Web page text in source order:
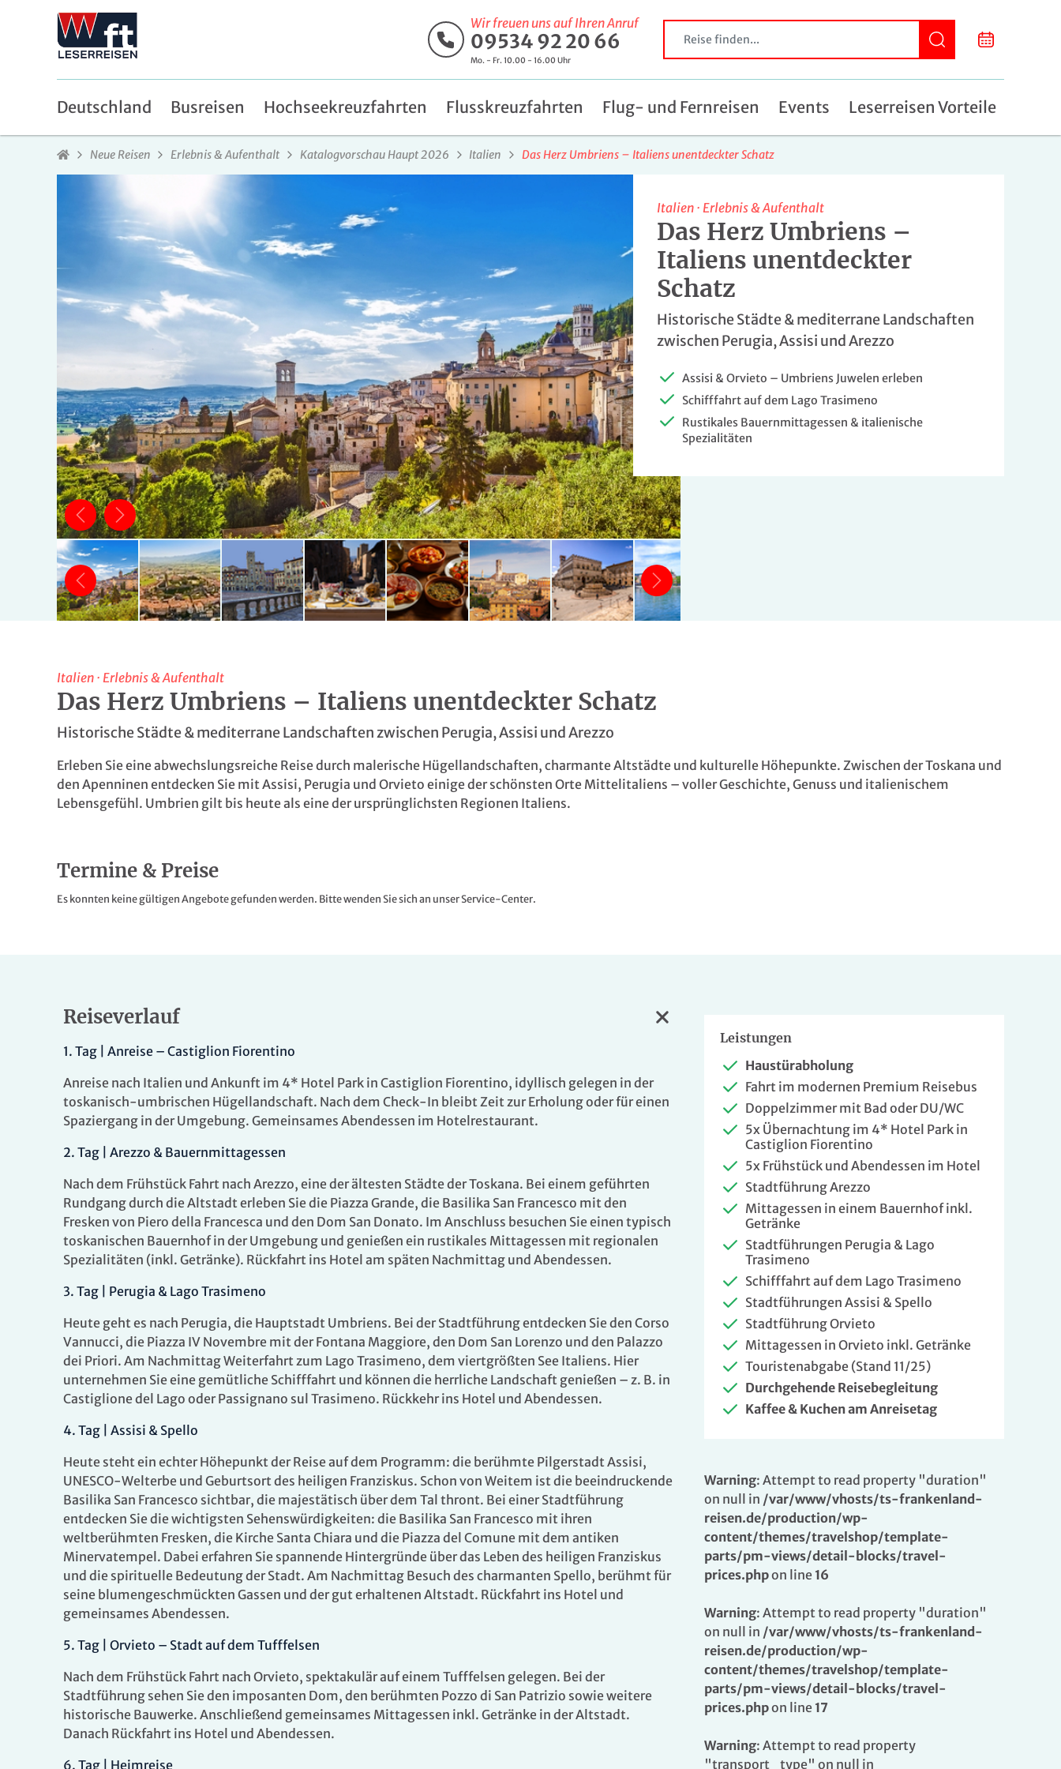
Wir freuen uns auf Ihren Anruf
09534 92 20 66
Mo. - Fr. 10.00 - 16.00 Uhr
Deutschland Busreisen Hochseekreuzfahrten Flusskreuzfahrten Flug- und Fernreisen Events Leserreisen Vorteile
Neue Reisen Erlebnis & Aufenthalt Katalogvorschau Haupt 2026 Italien Das Herz Umbriens – Italiens unentdeckter Schatz
Italien · Erlebnis & Aufenthalt
Das Herz Umbriens –
Italiens unentdeckter
Schatz
Historische Städte & mediterrane Landschaften
zwischen Perugia, Assisi und Arezzo
Assisi & Orvieto – Umbriens Juwelen erleben
Schifffahrt auf dem Lago Trasimeno
Rustikales Bauernmittagessen & italienische
Spezialitäten
Es konnten keine gültigen Angebote gefunden werden. Bitte wenden Sie sich an unser Service-Center.
Italien · Erlebnis & Aufenthalt
Das Herz Umbriens – Italiens unentdeckter Schatz
Historische Städte & mediterrane Landschaften zwischen Perugia, Assisi und Arezzo
Erleben Sie eine abwechslungsreiche Reise durch malerische Hügellandschaften, charmante Altstädte und kulturelle Höhepunkte. Zwischen der Toskana und
den Apenninen entdecken Sie mit Assisi, Perugia und Orvieto einige der schönsten Orte Mittelitaliens – voller Geschichte, Genuss und italienischem
Lebensgefühl. Umbrien gilt bis heute als eine der ursprünglichsten Regionen Italiens.
Termine & Preise
Es konnten keine gültigen Angebote gefunden werden. Bitte wenden Sie sich an unser Service-Center.
Reiseverlauf
1. Tag |
Anreise – Castiglion Fiorentino
Anreise nach Italien und Ankunft im 4* Hotel Park in Castiglion Fiorentino, idyllisch gelegen in der
toskanisch-umbrischen Hügellandschaft. Nach dem Check-In bleibt Zeit zur Erholung oder für einen
Spaziergang in der Umgebung. Gemeinsames Abendessen im Hotelrestaurant.
2. Tag |
Arezzo & Bauernmittagessen
Nach dem Frühstück Fahrt nach Arezzo, eine der ältesten Städte der Toskana. Bei einem geführten
Rundgang durch die Altstadt erleben Sie die Piazza Grande, die Basilika San Francesco mit den
Fresken von Piero della Francesca und den Dom San Donato. Im Anschluss besuchen Sie einen typisch
toskanischen Bauernhof in der Umgebung und genießen ein rustikales Mittagessen mit regionalen
Spezialitäten (inkl. Getränke). Rückfahrt ins Hotel am späten Nachmittag und Abendessen.
3. Tag |
Perugia & Lago Trasimeno
Heute geht es nach Perugia, die Hauptstadt Umbriens. Bei der Stadtführung entdecken Sie den Corso
Vannucci, die Piazza IV Novembre mit der Fontana Maggiore, den Dom San Lorenzo und den Palazzo
dei Priori. Am Nachmittag Weiterfahrt zum Lago Trasimeno, dem viertgrößten See Italiens. Hier
unternehmen Sie eine gemütliche Schifffahrt und können die herrliche Landschaft genießen – z. B. in
Castiglione del Lago oder Passignano sul Trasimeno. Rückkehr ins Hotel und Abendessen.
4. Tag |
Assisi & Spello
Heute steht ein echter Höhepunkt der Reise auf dem Programm: die berühmte Pilgerstadt Assisi,
UNESCO-Welterbe und Geburtsort des heiligen Franziskus. Schon von Weitem ist die beeindruckende
Basilika San Francesco sichtbar, die majestätisch über dem Tal thront. Bei einer Stadtführung
entdecken Sie die wichtigsten Sehenswürdigkeiten: die Basilika San Francesco mit ihren
weltberühmten Fresken, die Kirche Santa Chiara und die Piazza del Comune mit dem antiken
Minervatempel. Dabei erfahren Sie spannende Hintergründe über das Leben des heiligen Franziskus
und die spirituelle Bedeutung der Stadt. Am Nachmittag Besuch des charmanten Spello, berühmt für
seine blumengeschmückten Gassen und der gut erhaltenen Altstadt. Rückfahrt ins Hotel und
gemeinsames Abendessen.
5. Tag |
Orvieto – Stadt auf dem Tufffelsen
Nach dem Frühstück Fahrt nach Orvieto, spektakulär auf einem Tufffelsen gelegen. Bei der
Stadtführung sehen Sie den imposanten Dom, den berühmten Pozzo di San Patrizio sowie weitere
historische Bauwerke. Anschließend gemeinsames Mittagessen inkl. Getränke in der Altstadt.
Danach Rückfahrt ins Hotel und Abendessen.
6. Tag |
Heimreise
Leistungen
Haustürabholung
Fahrt im modernen Premium Reisebus
Doppelzimmer mit Bad oder DU/WC
5x Übernachtung im 4* Hotel Park in
Castiglion Fiorentino
5x Frühstück und Abendessen im Hotel
Stadtführung Arezzo
Mittagessen in einem Bauernhof inkl.
Getränke
Stadtführungen Perugia & Lago
Trasimeno
Schifffahrt auf dem Lago Trasimeno
Stadtführungen Assisi & Spello
Stadtführung Orvieto
Mittagessen in Orvieto inkl. Getränke
Touristenabgabe (Stand 11/25)
Durchgehende Reisebegleitung
Kaffee & Kuchen am Anreisetag
Warning: Attempt to read property "duration"
on null in /var/www/vhosts/ts-frankenland-
reisen.de/production/wp-
content/themes/travelshop/template-
parts/pm-views/detail-blocks/travel-
prices.phpon line 16
Warning: Attempt to read property "duration"
on null in /var/www/vhosts/ts-frankenland-
reisen.de/production/wp-
content/themes/travelshop/template-
parts/pm-views/detail-blocks/travel-
prices.phpon line 17
Warning: Attempt to read property
"transport_type" on null in